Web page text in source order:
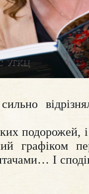
подорожей,
графіком
І